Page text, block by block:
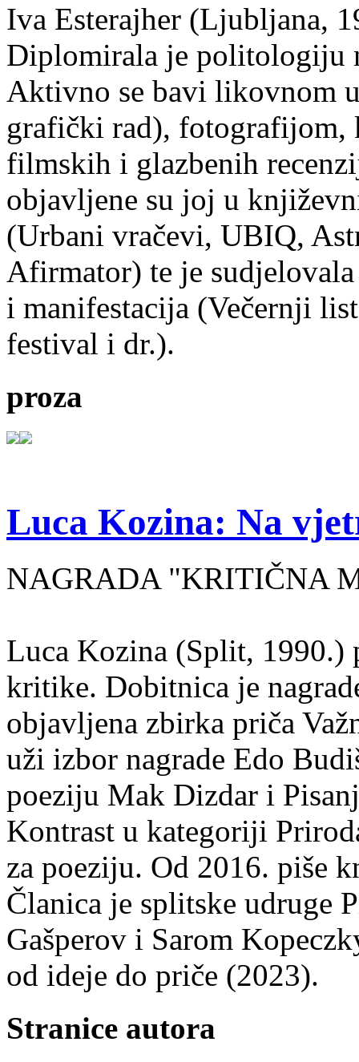
Iva Esterajher (Ljubljana,
Diplomirala je politologiju
Aktivno se bavi likovnom
grafički rad), fotografijom,
filmskih i glazbenih
objavljene su joj u
(Urbani vračevi, UBIQ,
Afirmator) te je
i manifestacija (Večernji
festival i dr.).
proza
Luca Kozina: Na
NAGRADA "KRITIČNA
Luca Kozina (Split, 1990.)
kritike. Dobitnica je
objavljena zbirka priča
uži izbor nagrade Edo
poeziju Mak Dizdar i
Kontrast u kategoriji
za poeziju. Od 2016. piše
Članica je splitske udruge
Gašperov i Sarom
od ideje do priče (2023).
Stranice autora